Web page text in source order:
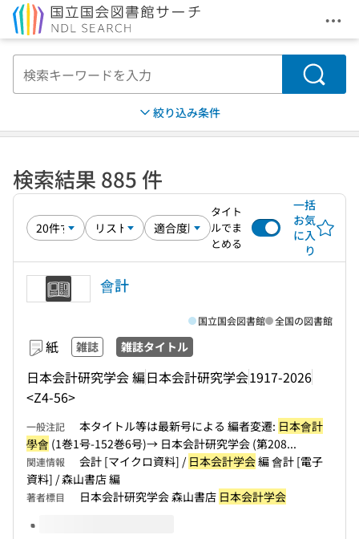
メ
検索
絞り込み条件
検索結果 885 件
タイト
ルでま
とめる
一括
お気
に入
り
會計
紙 雑誌 雑誌タイトル
日本会計研究学会 編日本会計研究学会1917-2026
<Z4-56>
国立国会図書館 全国の図書館
一般注記 本タイトル等は最新号による 編者変遷: 日本會計
學會 (1巻1号-152巻6号)→ 日本会計研究学会 (第208...
関連情報 会計 [マイクロ資料] / 日本会計学会編 會計 [電子
資料] / 森山書店 編
著者標目 日本会計研究学会 森山書店 日本会計学会
このタイトルの巻号